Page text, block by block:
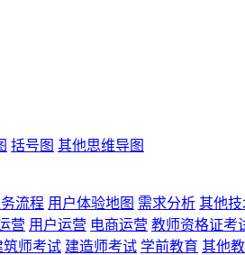
括号图 其他思维导图
流程 用户体验地图 需求分析 其他技
营 用户运营 电商运营 教师资格证考
筑师考试 建造师考试 学前教育 其他